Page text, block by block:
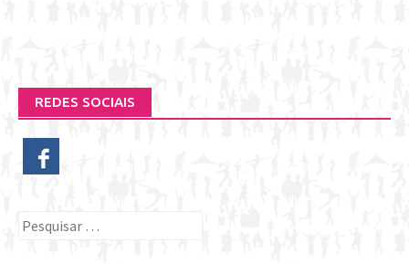
REDES SOCIAIS
Pesquisar